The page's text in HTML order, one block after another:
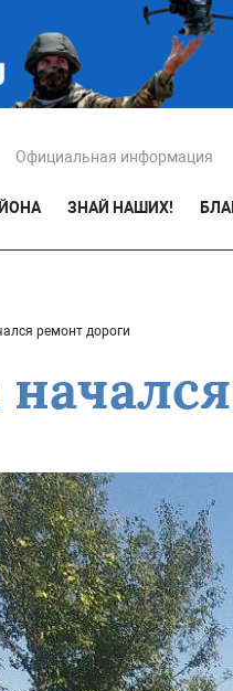
Официальная информация
ЗНАЙ НАШИХ!
ремонт дороги